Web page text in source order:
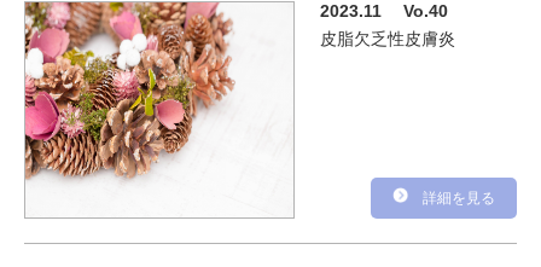
2023.11 Vo.40
皮脂欠乏性皮膚炎
詳細を見る